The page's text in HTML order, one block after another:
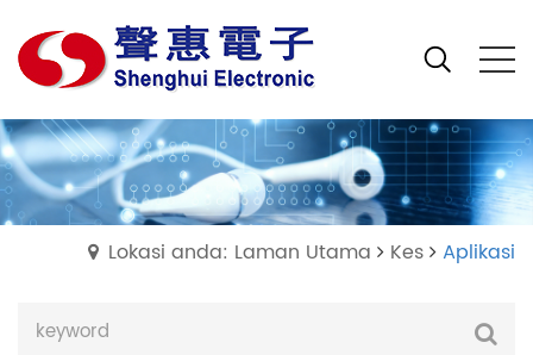
Lokasi anda: Laman Utama Kes Aplikasi